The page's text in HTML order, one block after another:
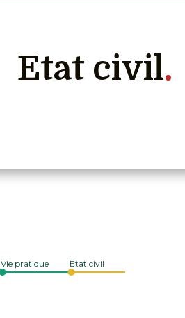
Etat civil
Vie pratique Etat civil